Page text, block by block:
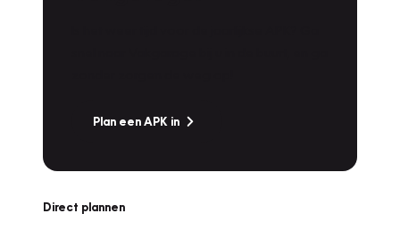
Plan een APK in
Direct plannen